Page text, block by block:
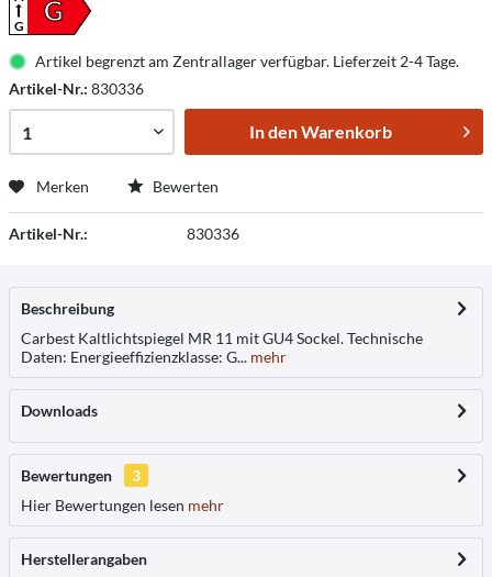
G
G
Artikel begrenzt am Zentrallager verfügbar. Lieferzeit 2-4 Tage.
Artikel-Nr.: 830336
In denWarenkorb
Merken Bewerten
Artikel-Nr.: 830336
Beschreibung
Carbest Kaltlichtspiegel MR 11 mit GU4 Sockel. Technische
Daten: Energieeffizienzklasse: G... mehr
Downloads
Bewertungen
3
Hier Bewertungen lesen mehr
Herstellerangaben